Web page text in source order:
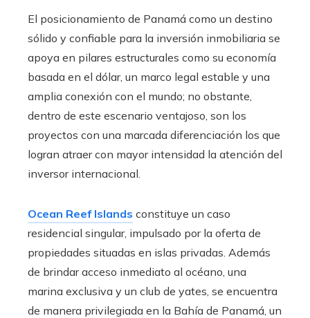
El posicionamiento de Panamá como un destino
sólido y confiable para la inversión inmobiliaria se
apoya en pilares estructurales como su economía
basada en el dólar, un marco legal estable y una
amplia conexión con el mundo; no obstante,
dentro de este escenario ventajoso, son los
proyectos con una marcada diferenciación los que
logran atraer con mayor intensidad la atención del
inversor internacional.
Ocean Reef Islands constituye un caso
residencial singular, impulsado por la oferta de
propiedades situadas en islas privadas. Además
de brindar acceso inmediato al océano, una
marina exclusiva y un club de yates, se encuentra
de manera privilegiada en la Bahía de Panamá, un